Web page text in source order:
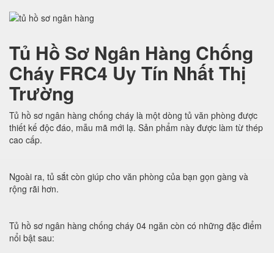
Tủ Hồ Sơ Ngân Hàng Chống
Cháy FRC4 Uy Tín Nhất Thị
Trường
Tủ hồ sơ ngân hàng chống cháy là một dòng tủ văn phòng được
thiết kế độc đáo, mẫu mã mới lạ. Sản phẩm này được làm từ thép
cao cấp.
Ngoài ra, tủ sắt còn giúp cho văn phòng của bạn gọn gàng và
rộng rãi hơn.
Tủ hồ sơ ngân hàng chống cháy 04 ngăn còn có những đặc điểm
nổi bật sau: